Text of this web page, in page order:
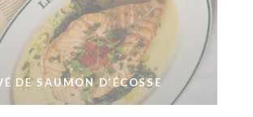
DE SAUMON D’ÉCOSSE